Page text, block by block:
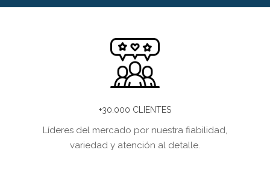
+30.000 CLIENTES
Líderes del mercado por nuestra fiabilidad,
variedad y atención al detalle.